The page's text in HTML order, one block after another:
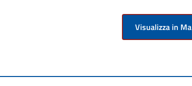
Visualizza in